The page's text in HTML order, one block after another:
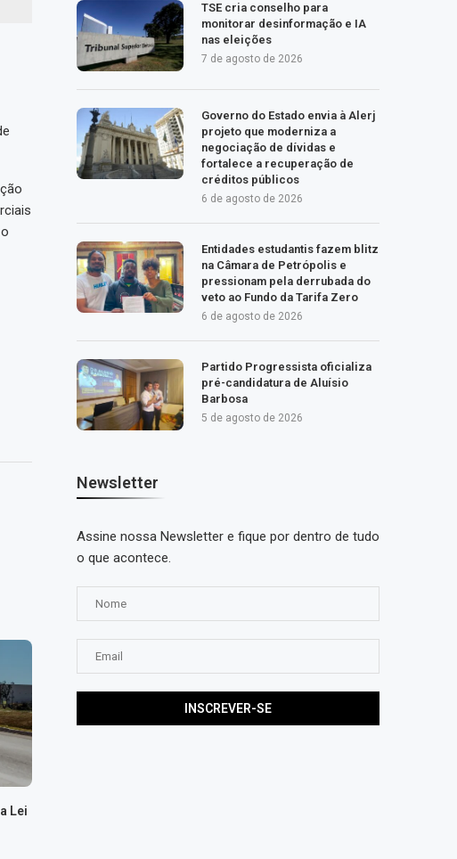
Lei
TSE cria conselho para
monitorar desinformação e IA
nas eleições
7 de agosto de 2026
Governo do Estado envia à Alerj
projeto que moderniza a
negociação de dívidas e
fortalece a recuperação de
créditos públicos
6 de agosto de 2026
Entidades estudantis fazem blitz
na Câmara de Petrópolis e
pressionam pela derrubada do
veto ao Fundo da Tarifa Zero
6 de agosto de 2026
Partido Progressista oficializa
pré-candidatura de Aluísio
Barbosa
5 de agosto de 2026
Newsletter
Assine nossa Newsletter e fique por dentro de tudo
o que acontece.